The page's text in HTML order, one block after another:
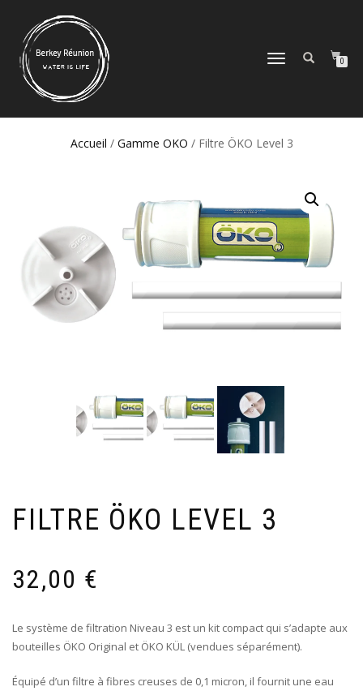
DÉPLIER/REPLIER
0
Accueil / Gamme OKO / Filtre ÖKO Level 3
FILTRE ÖKO LEVEL 3
32,00 €
Le système de filtration Niveau 3 est un kit compact qui s’adapte aux
bouteilles ÖKO Original et ÖKO KÜL (vendues séparément).
Équipé d’un filtre à fibres creuses de 0,1 micron, il fournit une eau